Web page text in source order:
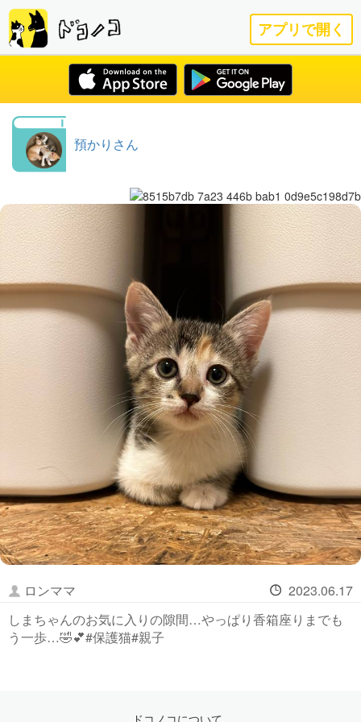
アプリで開く
預かりさん
ロンママ
2023.06.17
しまちゃんのお気に入りの隙間…やっぱり香箱座りまでも
う一歩…🤣💕#保護猫#親子